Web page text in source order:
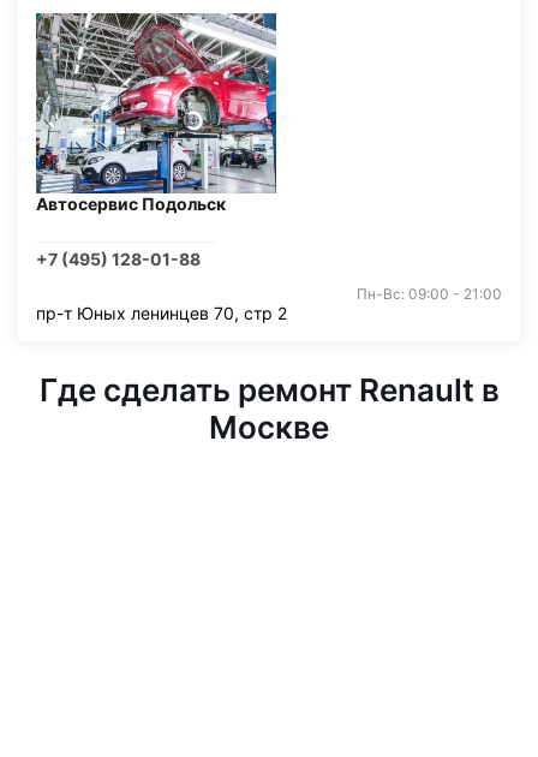
Автосервис Подольск
+7 (495) 128-01-88
Пн-Вс: 09:00 - 21:00
пр-т Юных ленинцев 70, стр 2
Где сделать ремонт Renault в
Москве